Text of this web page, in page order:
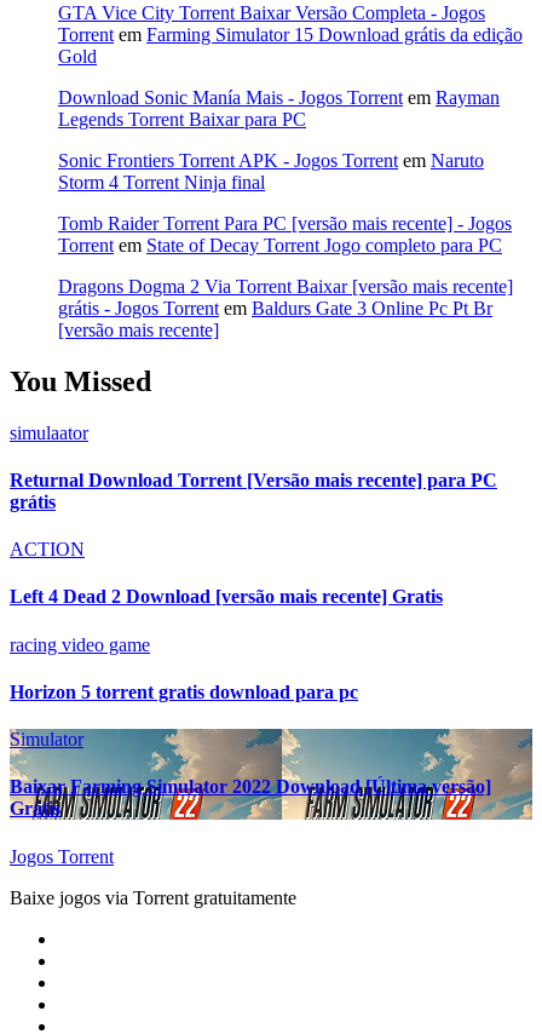
GTA Vice City Torrent Baixar Versão Completa - Jogos
Torrent em Farming Simulator 15 Download grátis da edição
Gold
Download Sonic Manía Mais - Jogos Torrent em Rayman
Legends Torrent Baixar para PC
Sonic Frontiers Torrent APK - Jogos Torrent em Naruto
Storm 4 Torrent Ninja final
Tomb Raider Torrent Para PC [versão mais recente] - Jogos
Torrent em State of Decay Torrent Jogo completo para PC
Dragons Dogma 2 Via Torrent Baixar [versão mais recente]
grátis - Jogos Torrent em Baldurs Gate 3 Online Pc Pt Br
[versão mais recente]
You Missed
simulaator
Returnal Download Torrent [Versão mais recente] para PC
grátis
ACTION
Left 4 Dead 2 Download [versão mais recente] Gratis
racing video game
Horizon 5 torrent gratis download para pc
Simulator
Baixar Farming Simulator 2022 Download [Última versão]
Grátis
Jogos Torrent
Baixe jogos via Torrent gratuitamente